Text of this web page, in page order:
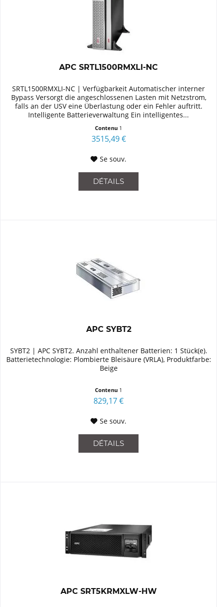
APC SRTL1500RMXLI-NC
SRTL1500RMXLI-NC | Verfügbarkeit Automatischer interner
Bypass Versorgt die angeschlossenen Lasten mit Netzstrom,
falls an der USV eine Überlastung oder ein Fehler auftritt.
Intelligente Batterieverwaltung Ein intelligentes...
Contenu 1
3515,49 €
Se souv.
DÉTAILS
APC SYBT2
SYBT2 | APC SYBT2. Anzahl enthaltener Batterien: 1 Stück(e).
Batterietechnologie: Plombierte Bleisäure (VRLA), Produktfarbe:
Beige
Contenu 1
829,17 €
Se souv.
DÉTAILS
APC SRT5KRMXLW-HW